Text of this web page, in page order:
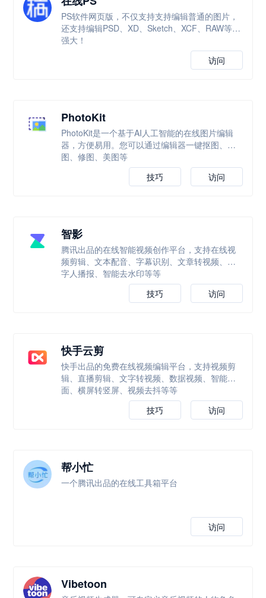
PS软件网页版，不仅支持支持编辑普通的图片，
还支持编辑PSD、XD、Sketch、XCF、RAW等，
强大！
访问
PhotoKit
PhotoKit是一个基于AI人工智能的在线图片编辑
器，方便易用。您可以通过编辑器一键抠图、改
图、修图、美图等
访问
技巧
智影
腾讯出品的在线智能视频创作平台，支持在线视
频剪辑、文本配音、字幕识别、文章转视频、数
字人播报、智能去水印等等
访问
技巧
快手云剪
快手出品的免费在线视频编辑平台，支持视频剪
辑、直播剪辑、文字转视频、数据视频、智能封
面、横屏转竖屏、视频去抖等等
访问
技巧
帮小忙
一个腾讯出品的在线工具箱平台
访问
Vibetoon